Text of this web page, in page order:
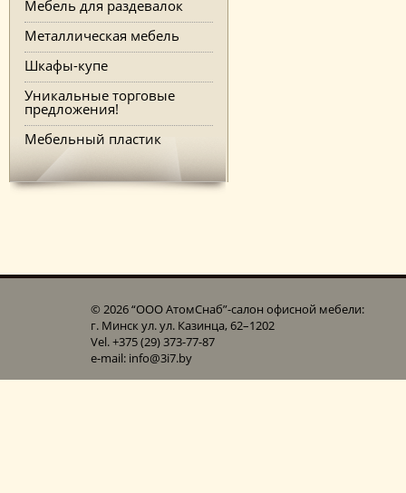
Мебель для раздевалок
Металлическая мебель
Шкафы-купе
Уникальные торговые
предложения!
Мебельный пластик
© 2026 “ООО АтомСнаб”-cалон офисной мебели:
г. Минск ул. ул. Казинца, 62–1202
Vel. +375 (29) 373-77-87
e-mail: info@3i7.by